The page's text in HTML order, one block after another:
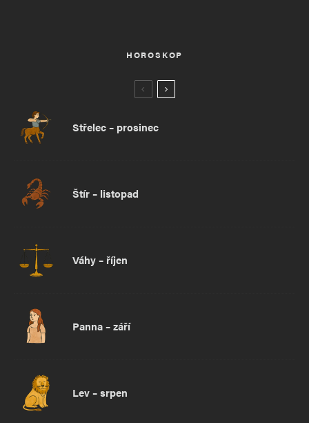
HOROSKOP
Střelec – prosinec
Štír – listopad
Váhy – říjen
Panna – září
Lev – srpen